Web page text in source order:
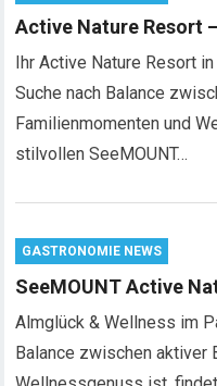
Active Nature Resort
Ihr Active Nature Resort
Suche nach Balance
Familienmomenten und
stilvollen SeeMOUNT…
GASTRONOMIE NEWS
SeeMOUNT Active
Almglück & Wellness im
Balance zwischen aktiver